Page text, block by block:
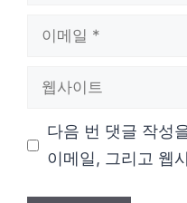
다음 번 댓글 작성
이메일, 그리고 웹